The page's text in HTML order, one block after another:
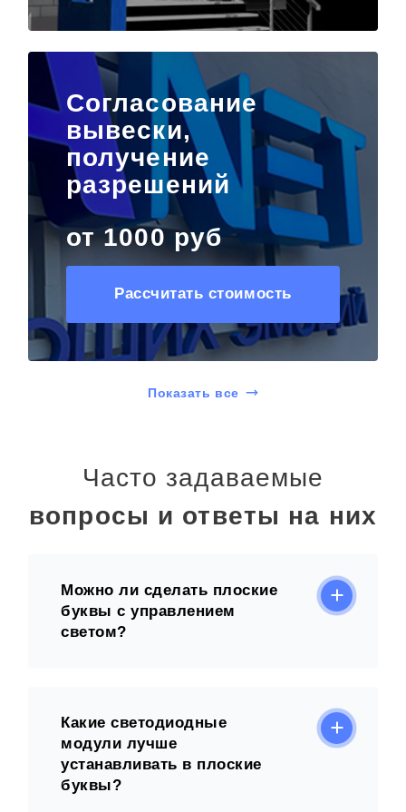
Согласование
вывески,
получение
разрешений
от 1000 руб
Рассчитать стоимость
Показать все
Часто задаваемые
вопросы и ответы на них
Можно ли сделать плоские
буквы с управлением
светом?
Какие светодиодные
модули лучше
устанавливать в плоские
буквы?